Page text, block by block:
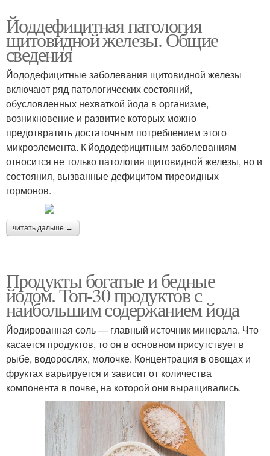
Йоддефицитная патология
щитовидной железы. Общие
сведения
Йододефицитные заболевания щитовидной железы
включают ряд патологических состояний,
обусловленных нехваткой йода в организме,
возникновение и развитие которых можно
предотвратить достаточным потреблением этого
микроэлемента. К йододефицитным заболеваниям
относится не только патология щитовидной железы, но и
состояния, вызванные дефицитом тиреоидных
гормонов.
читать дальше →
Продукты богатые и бедные
йодом. Топ-30 продуктов с
наибольшим содержанием йода
Йодированная соль — главный источник минерала. Что
касается продуктов, то он в основном присутствует в
рыбе, водорослях, молочке. Концентрация в овощах и
фруктах варьируется и зависит от количества
компонента в почве, на которой они выращивались.